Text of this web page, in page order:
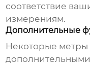
соответствие
измерениям.
Дополнительные
Некоторые